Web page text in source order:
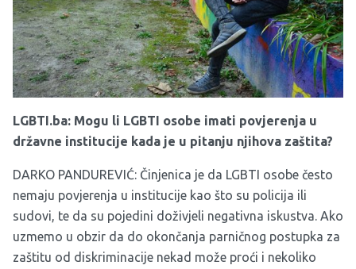
LGBTI.ba: Mogu li LGBTI osobe imati povjerenja u
državne institucije kada je u pitanju njihova zaštita?
DARKO PANDUREVIĆ: Činjenica je da LGBTI osobe često
nemaju povjerenja u institucije kao što su policija ili
sudovi, te da su pojedini doživjeli negativna iskustva. Ako
uzmemo u obzir da do okončanja parničnog postupka za
zaštitu od diskriminacije nekad može proći i nekoliko